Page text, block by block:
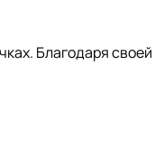
Благодаря своей